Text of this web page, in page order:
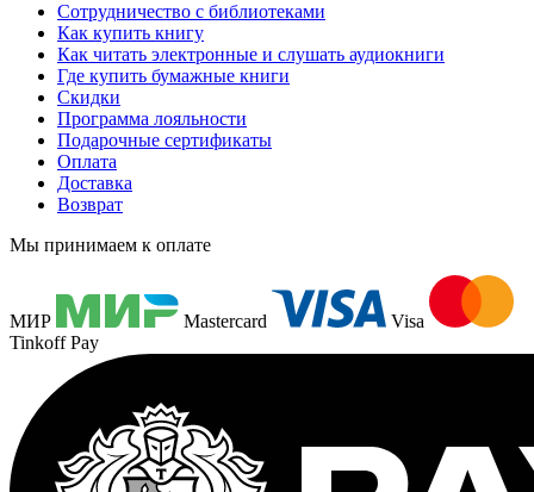
Сотрудничество с библиотеками
Как купить книгу
Как читать электронные и слушать аудиокниги
Где купить бумажные книги
Скидки
Программа лояльности
Подарочные сертификаты
Оплата
Доставка
Возврат
Мы принимаем к оплате
МИР Mastercard
Visa
Tinkoff Pay